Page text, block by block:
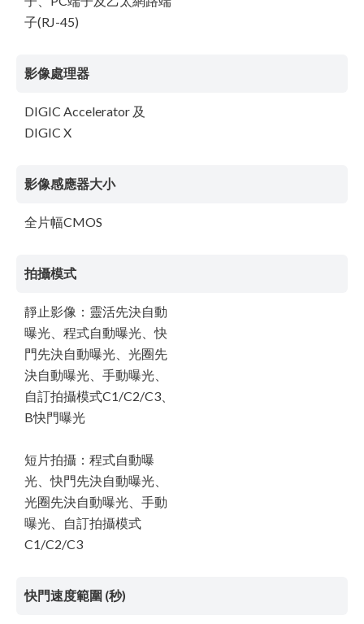
子(RJ-45)
影像處理器
DIGIC Accelerator 及
DIGIC X
影像感應器大小
全片幅CMOS
拍攝模式
靜止影像：靈活先決自動
曝光、程式自動曝光、快
門先決自動曝光、光圈先
決自動曝光、手動曝光、
自訂拍攝模式C1/C2/C3、
B快門曝光
短片拍攝：程式自動曝
光、快門先決自動曝光、
光圈先決自動曝光、手動
曝光、自訂拍攝模式
C1/C2/C3
快門速度範圍 (秒)